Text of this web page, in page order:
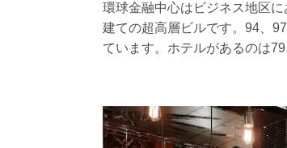
環球金融中心はビジネス地区
建ての超高層ビルです。94、
ています。ホテルがあるのは